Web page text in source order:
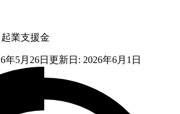
業支援金
年5月26日 更新日: 2026年6月1日